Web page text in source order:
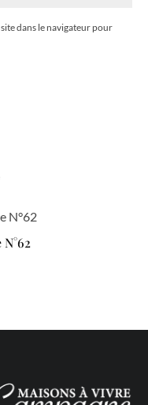
dans le navigateur pour